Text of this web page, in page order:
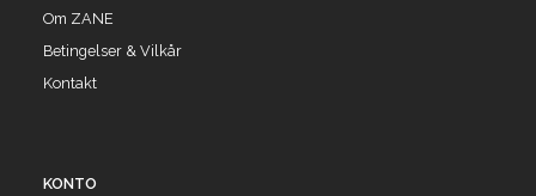
Om ZANE
Betingelser & Vilkår
Kontakt
KONTO